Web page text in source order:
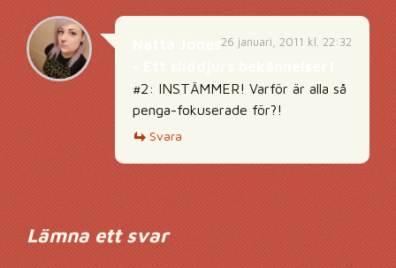
26 januari, 2011 kl. 22:32
#2: INSTÄMMER! Varför är alla så
penga-fokuserade för?!
Svara
Lämna ett svar